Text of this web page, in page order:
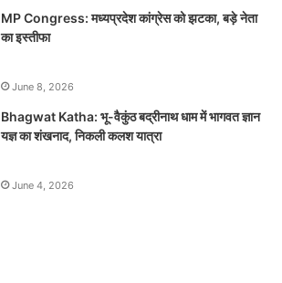
MP Congress: मध्यप्रदेश कांग्रेस को झटका, बड़े नेता
का इस्तीफा
June 8, 2026
Bhagwat Katha: भू-वैकुंठ बद्रीनाथ धाम में भागवत ज्ञान
यज्ञ का शंखनाद, निकली कलश यात्रा
June 4, 2026